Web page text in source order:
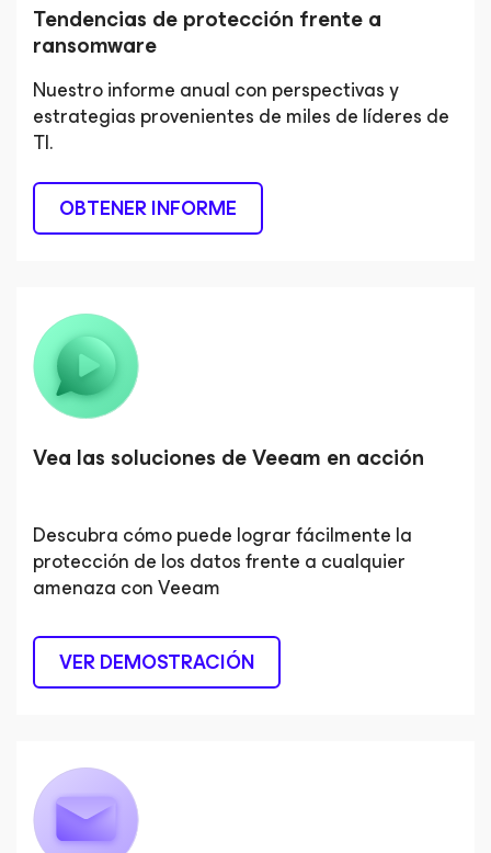
Tendencias de protección frente a
ransomware
Nuestro informe anual con perspectivas y
estrategias provenientes de miles de líderes de
TI.
OBTENER INFORME
Vea las soluciones de Veeam en acción
Descubra cómo puede lograr fácilmente la
protección de los datos frente a cualquier
amenaza con Veeam
VER DEMOSTRACIÓN